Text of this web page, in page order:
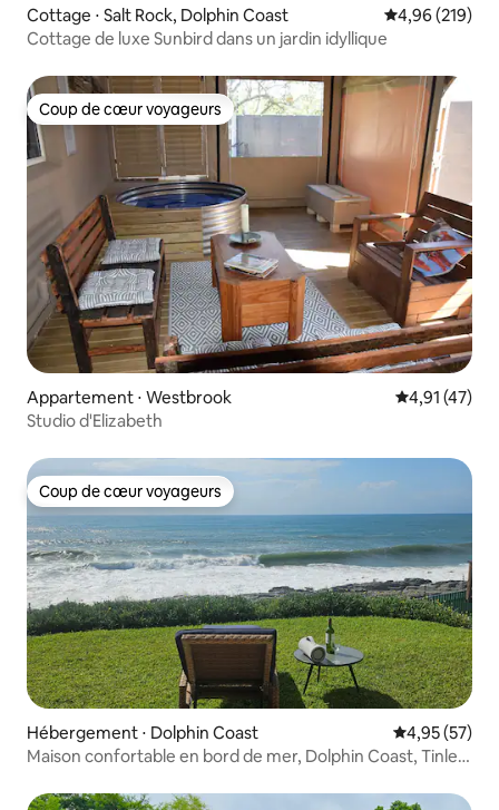
Cottage ⋅ Salt Rock, Dolphin Coast Évaluation
4,96 (219)
Cottage de luxe Sunbird dans un jardin idyllique
Coup de cœur voyageurs
Coup de cœur voyageurs
Appartement ⋅ Westbrook Évaluation
4,91 (47)
Studio d'Elizabeth
Coup de cœur voyageurs
Coup de cœur voyageurs
Hébergement ⋅ Dolphin Coast Évaluation
4,95 (57)
Maison confortable en bord de mer, Dolphin Coast, Tinley